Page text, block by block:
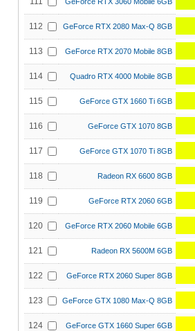
112 GeForce RTX 2080 Max-Q 8GB
113 GeForce RTX 2070 Mobile 8GB
114 Quadro RTX 4000 Mobile 8GB
115 GeForce GTX 1660 Ti 6GB
116 GeForce GTX 1070 8GB
117 GeForce GTX 1070 Ti 8GB
118 Radeon RX 6600 8GB
119 GeForce RTX 2060 6GB
120 GeForce RTX 2060 Mobile 6GB
121 Radeon RX 5600M 6GB
122 GeForce RTX 2060 Super 8GB
123 GeForce GTX 1080 Max-Q 8GB
124 GeForce GTX 1660 Super 6GB